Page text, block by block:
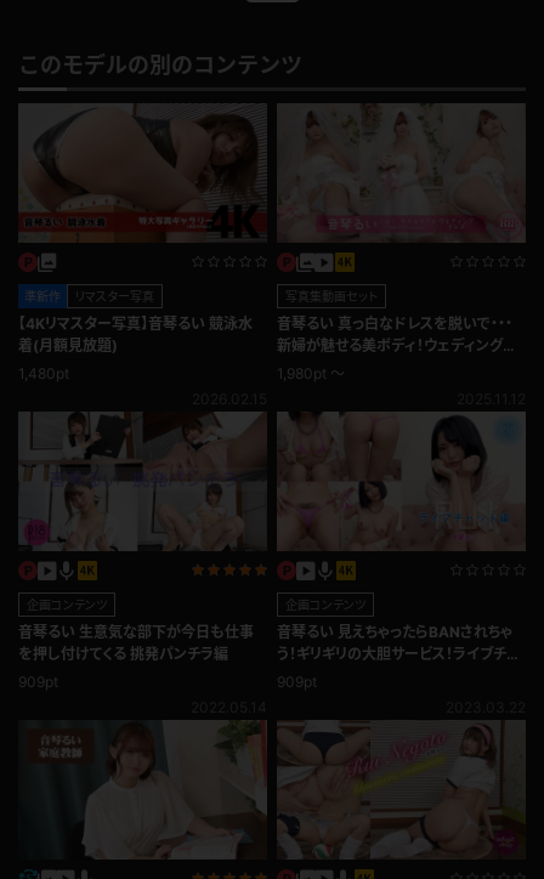
このモデルの別のコンテンツ
準新作 リマスター写真
【4Kリマスター写真】音琴るい 競泳水
着(月額見放題)
1,480pt
写真集動画セット
音琴るい 真っ白なドレスを脱いで・・・
新婦が魅せる美ボディ！ウェディングド
レス
1,980pt ～
企画コンテンツ
音琴るい 生意気な部下が今日も仕事
を押し付けてくる 挑発パンチラ編
909pt
企画コンテンツ
音琴るい 見えちゃったらBANされちゃ
う！ギリギリの大胆サービス！ライブチャ
ット
909pt